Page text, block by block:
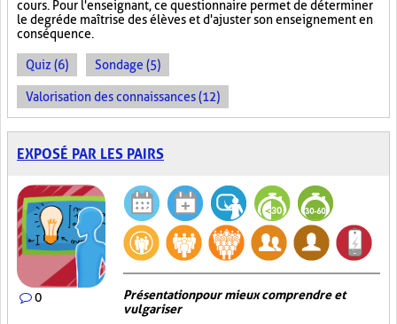
cours. Pour l'enseignant, ce questionnaire permet de déterminer
le degré de maîtrise des élèves et d'ajuster son enseignement en
conséquence.
Quiz (6) Sondage (5)
Valorisation des connaissances (12)
EXPOSÉ PAR LES PAIRS
0
Présentation pour mieux comprendre et
vulgariser